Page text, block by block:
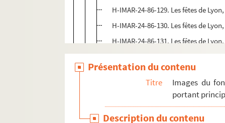
H-IMAR-24-86-129. Les fêtes de
H-IMAR-24-86-130. Les fêtes de
H-IMAR-24-86-131. Les fêtes de
H-IMAR-24-86-132. Les fêtes de
H-IMAR-24-87-133. Saint Maria in
H-IMAR-24-87-134. Saint Maria in
H-IMAR-24-88-136. Sainte Marie et
Présentation du contenu
Titre
Images du
portant
Description du contenu